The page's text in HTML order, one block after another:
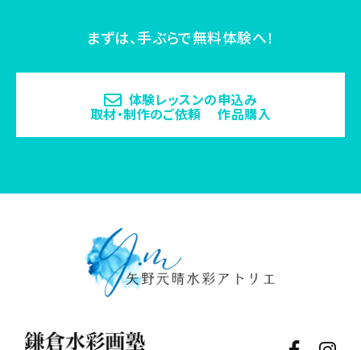
まずは、手ぶらで無料体験へ！
体験レッスンの申込み
取材・制作のご依頼 作品購入